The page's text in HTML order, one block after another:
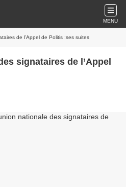
MENU
de l’Appel de Politis :ses suites
signataires de l’Appel